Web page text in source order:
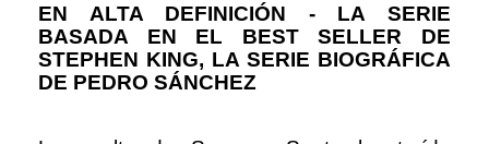
EN ALTA DEFINICIÓN - LA SERIE
BASADA EN EL BEST SELLER DE
STEPHEN KING, LA SERIE BIOGRÁFICA
DE PEDRO SÁNCHEZ